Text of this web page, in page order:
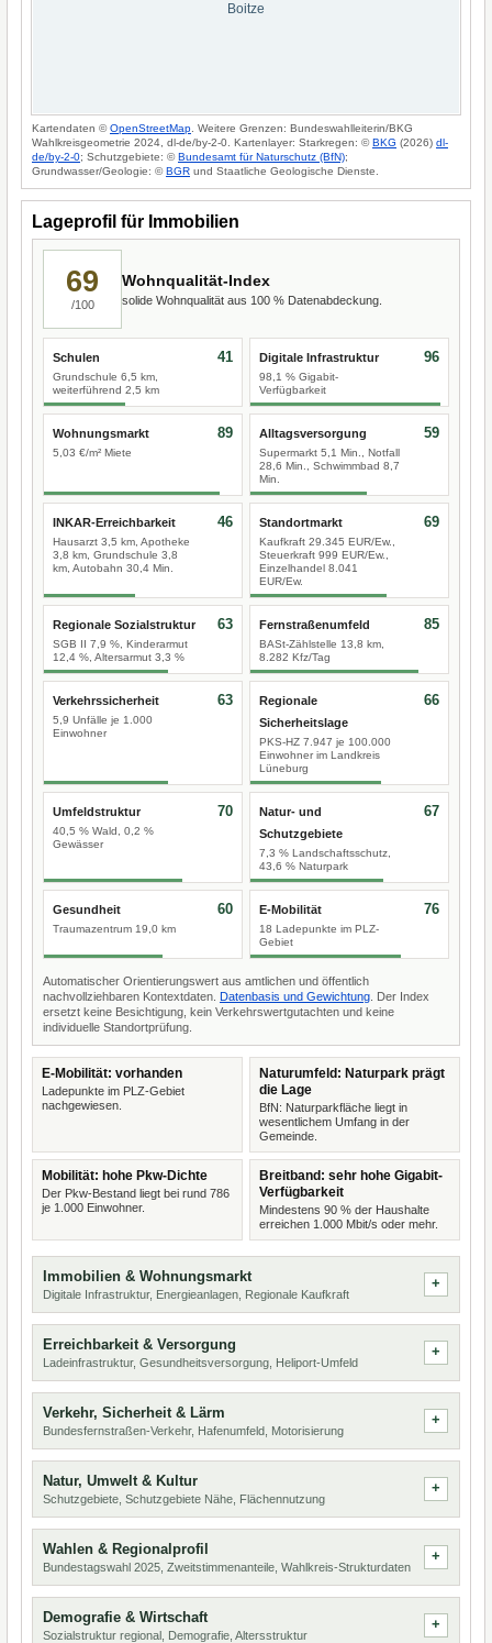
Boitze
Kartendaten ©OpenStreetMap . Weitere Grenzen: Bundeswahlleiterin/BKG
Wahlkreisgeometrie 2024, dl-de/by-2-0. Kartenlayer: Starkregen: ©BKG (2026) dl-
de/by-2-0; Schutzgebiete: ©Bundesamt für Naturschutz (BfN);
Grundwasser/Geologie: ©BGR und Staatliche Geologische Dienste.
Lageprofil für Immobilien
69
/100
Wohnqualität-Index
solide Wohnqualität aus 100 % Datenabdeckung.
Schulen
Grundschule 6,5 km,
weiterführend 2,5 km
41 Digitale Infrastruktur
98,1 % Gigabit-
Verfügbarkeit
96
Wohnungsmarkt
5,03 €/m² Miete
89 Alltagsversorgung
Supermarkt 5,1 Min., Notfall
28,6 Min., Schwimmbad 8,7
Min.
59
INKAR-Erreichbarkeit
Hausarzt 3,5 km, Apotheke
3,8 km, Grundschule 3,8
km, Autobahn 30,4 Min.
46 Standortmarkt
Kaufkraft 29.345 EUR/Ew.,
Steuerkraft 999 EUR/Ew.,
Einzelhandel 8.041
EUR/Ew.
69
Regionale Sozialstruktur
SGB II 7,9 %, Kinderarmut
12,4 %, Altersarmut 3,3 %
63 Fernstraßenumfeld
BASt-Zählstelle 13,8 km,
8.282 Kfz/Tag
85
Verkehrssicherheit
5,9 Unfälle je 1.000
Einwohner
63
Regionale
Sicherheitslage
PKS-HZ 7.947 je 100.000
Einwohner im Landkreis
Lüneburg
66
Umfeldstruktur
40,5 % Wald, 0,2 %
Gewässer
70
Natur- und
Schutzgebiete
7,3 % Landschaftsschutz,
43,6 % Naturpark
67
Gesundheit
Traumazentrum 19,0 km
60 E-Mobilität
18 Ladepunkte im PLZ-
Gebiet
76
Automatischer Orientierungswert aus amtlichen und öffentlich
nachvollziehbaren Kontextdaten. Datenbasis und Gewichtung . Der Index
ersetzt keine Besichtigung, kein Verkehrswertgutachten und keine
individuelle Standortprüfung.
E-Mobilität: vorhanden
Ladepunkte im PLZ-Gebiet
nachgewiesen.
Naturumfeld: Naturpark prägt
die Lage
BfN: Naturparkfläche liegt in
wesentlichem Umfang in der
Gemeinde.
Mobilität: hohe Pkw-Dichte
Der Pkw-Bestand liegt bei rund 786
je 1.000 Einwohner.
Breitband: sehr hohe Gigabit-
Verfügbarkeit
Mindestens 90 % der Haushalte
erreichen 1.000 Mbit/s oder mehr.
Immobilien & Wohnungsmarkt
Digitale Infrastruktur, Energieanlagen, Regionale Kaufkraft
Erreichbarkeit & Versorgung
Ladeinfrastruktur, Gesundheitsversorgung, Heliport-Umfeld
Verkehr, Sicherheit & Lärm
Bundesfernstraßen-Verkehr, Hafenumfeld, Motorisierung
Natur, Umwelt & Kultur
Schutzgebiete, Schutzgebiete Nähe, Flächennutzung
Wahlen & Regionalprofil
Bundestagswahl 2025, Zweitstimmenanteile, Wahlkreis-Strukturdaten
Demografie & Wirtschaft
Sozialstruktur regional, Demografie, Altersstruktur